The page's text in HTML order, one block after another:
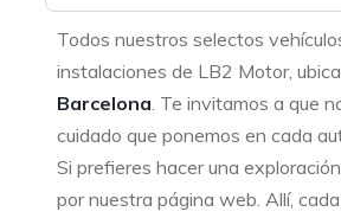
Todos nuestros selectos
instalaciones de LB2 Motor,
Barcelona. Te invitamos a que
cuidado que ponemos en cada
Si prefieres hacer una
por nuestra página web. Allí,